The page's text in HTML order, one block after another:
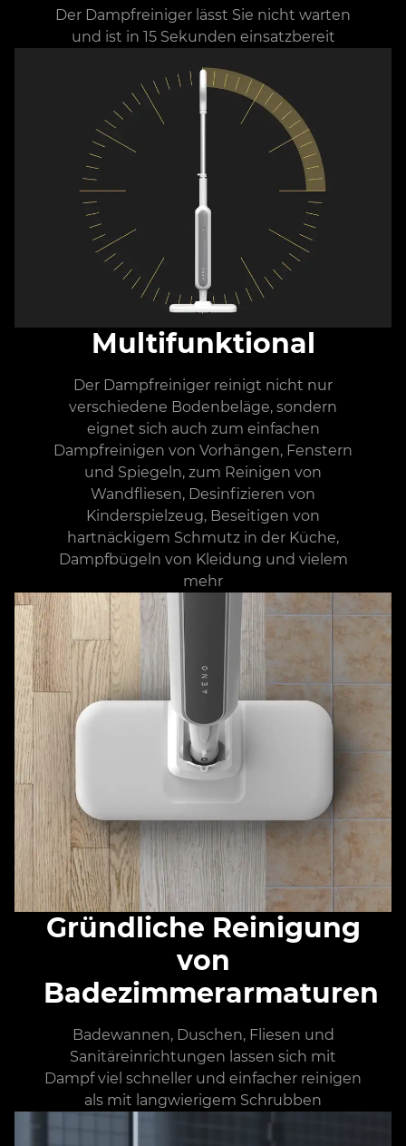
Der Dampfreiniger lässt Sie nicht warten
und ist in 15 Sekunden einsatzbereit
Multifunktional
Der Dampfreiniger reinigt nicht nur
verschiedene Bodenbeläge, sondern
eignet sich auch zum einfachen
Dampfreinigen von Vorhängen, Fenstern
und Spiegeln, zum Reinigen von
Wandfliesen, Desinfizieren von
Kinderspielzeug, Beseitigen von
hartnäckigem Schmutz in der Küche,
Dampfbügeln von Kleidung und vielem
mehr
Gründliche Reinigung
von
Badezimmerarmaturen
Badewannen, Duschen, Fliesen und
Sanitäreinrichtungen lassen sich mit
Dampf viel schneller und einfacher reinigen
als mit langwierigem Schrubben